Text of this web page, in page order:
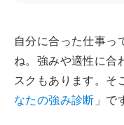
自分に合った仕事っ
ね。強みや適性に合
スクもあります。そ
なたの強み診断 」で